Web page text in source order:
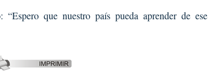
que nuestro país pueda aprender de ese